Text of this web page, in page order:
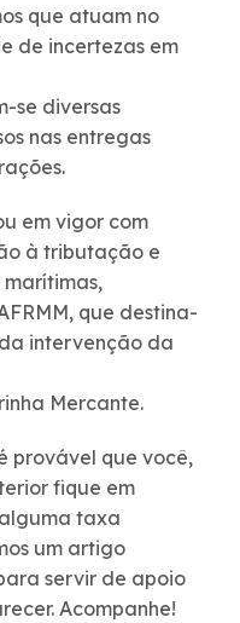
que atuam no
de incertezas em
se diversas
nas entregas
em vigor com
à tributação e
que destina-
intervenção da
Mercante.
provável que você,
fique em
taxa
um artigo
servir de apoio
Acompanhe!